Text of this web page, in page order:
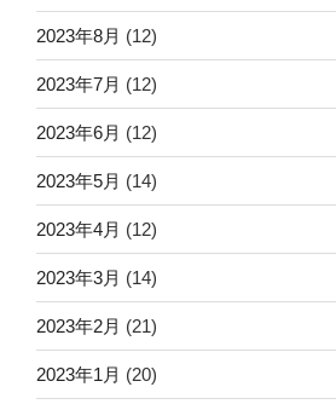
2023年8月 (12)
2023年7月 (12)
2023年6月 (12)
2023年5月 (14)
2023年4月 (12)
2023年3月 (14)
2023年2月 (21)
2023年1月 (20)